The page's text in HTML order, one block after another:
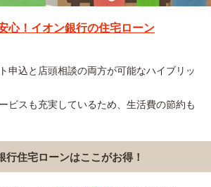
心！イオン銀行の住宅ローン
申込と店頭相談の両方が可能なハイブリッ
ビスも充実しているため、生活費の節約も
行住宅ローンはここがお得！